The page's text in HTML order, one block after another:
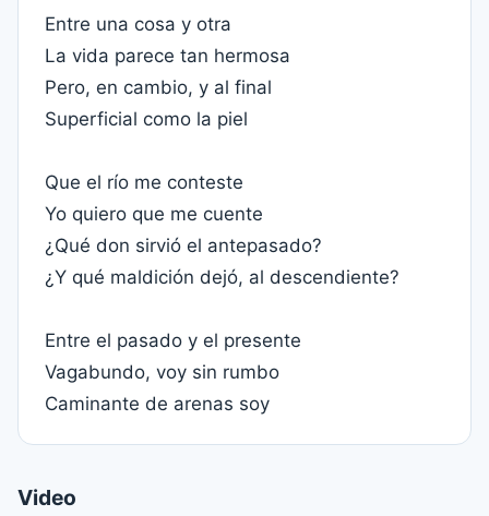
Entre una cosa y otra
La vida parece tan hermosa
Pero, en cambio, y al final
Superficial como la piel
Que el río me conteste
Yo quiero que me cuente
¿Qué don sirvió el antepasado?
¿Y qué maldición dejó, al descendiente?
Entre el pasado y el presente
Vagabundo, voy sin rumbo
Caminante de arenas soy
Video